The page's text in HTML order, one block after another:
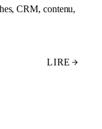
CRM, contenu,
LIRE